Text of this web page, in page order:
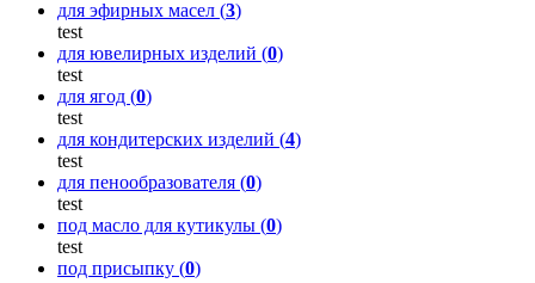
для эфирных масел (3)
test
для ювелирных изделий (0)
test
для ягод (0)
test
для кондитерских изделий (4)
test
для пенообразователя (0)
test
под масло для кутикулы (0)
test
под присыпку (0)